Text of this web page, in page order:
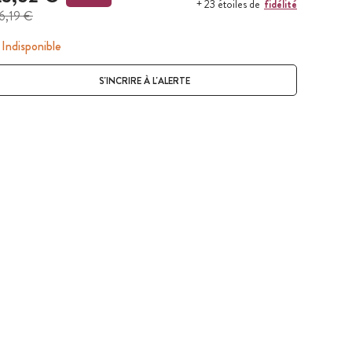
€
+ 23 étoiles de fidélité
Indisponible
S'INCRIRE À L'ALERTE